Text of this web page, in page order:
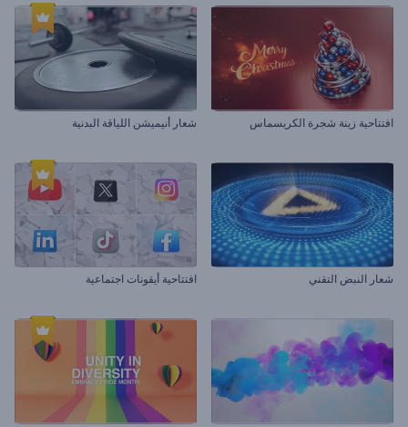
افتتاحية زينة شجرة الكريسماس شعار أنيميشن اللياقة البدنية
شعار النبض التقني افتتاحية أيقونات اجتماعية